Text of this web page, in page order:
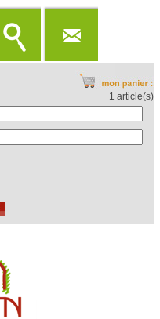
1 article(s)